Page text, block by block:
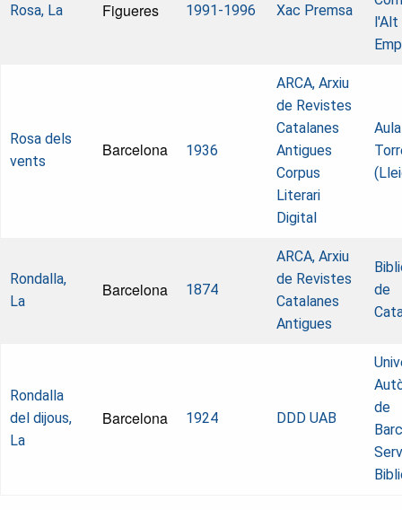
Rosa, La Figueres 1991-1996 Xac Premsa
l'Alt
Rosa dels
vents
Barcelona 1936
ARCA, Arxiu
de Revistes
Catalanes
Antigues
Corpus
Literari
Digital
Rondalla,
La
Barcelona 1874
ARCA, Arxiu
de Revistes
Catalanes
Antigues
de
Rondalla
del dijous,
La
Barcelona 1924 DDD UAB
de